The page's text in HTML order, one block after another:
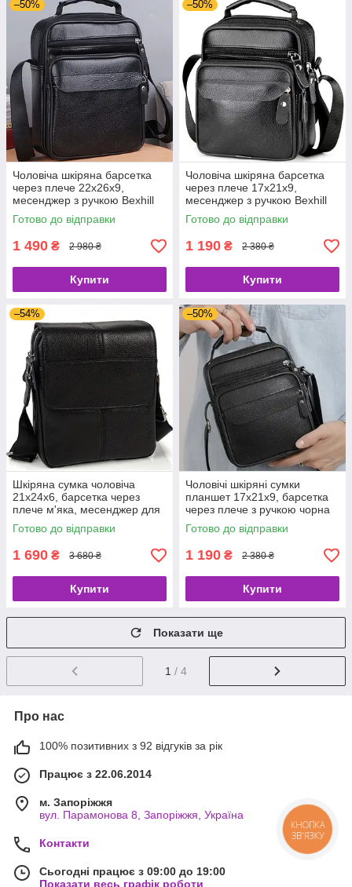
–50%
Чоловіча шкіряна барсетка
через плече 22х26х9,
месенджер з ручкою Bexhill
Bx-66503 чорний
Готово до відправки
1 490 ₴ 2 980 ₴
Купити
–50%
Чоловіча шкіряна барсетка
через плече 17х21х9,
месенджер з ручкою Bexhill
Bx-54551 чорная
Готово до відправки
1 190 ₴ 2 380 ₴
Купити
–54%
Шкіряна сумка чоловіча
21х24х6, барсетка через
плече м'яка, месенджер для
гаджетів BEXHILL TD-21334A
Готово до відправки
1 690 ₴ 3 680 ₴
Купити
–50%
Чоловічі шкіряні сумки
планшет 17х21х9, барсетка
через плече з ручкою чорна
86802
Готово до відправки
1 190 ₴ 2 380 ₴
Купити
Показати ще
1 / 4
Про нас
100% позитивних з 92 відгуків за рік
Працює з 22.06.2014
м. Запоріжжя
вул. Парамонова 8, Запоріжжя, Україна
Контакти
Сьогодні працює з 09:00 до 19:00
Показати весь графік роботи
КНОПКА
ЗВ'ЯЗКУ